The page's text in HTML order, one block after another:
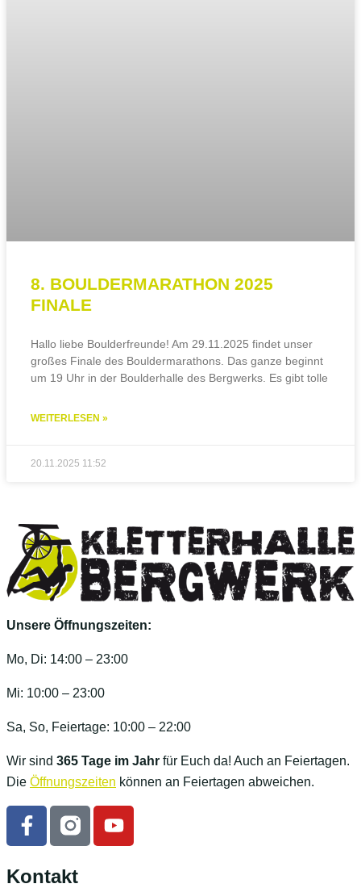
8. BOULDERMARATHON 2025
FINALE
Hallo liebe Boulderfreunde! Am 29.11.2025 findet unser
großes Finale des Bouldermarathons. Das ganze beginnt
um 19 Uhr in der Boulderhalle des Bergwerks. Es gibt tolle
WEITERLESEN »
20.11.2025 11:52
Unsere Öffnungszeiten:
Mo, Di: 14:00 – 23:00
Mi: 10:00 – 23:00
Sa, So, Feiertage: 10:00 – 22:00
Wir sind 365 Tage im Jahr für Euch da! Auch an Feiertagen.
Die Öffnungszeiten können an Feiertagen abweichen.
Kontakt